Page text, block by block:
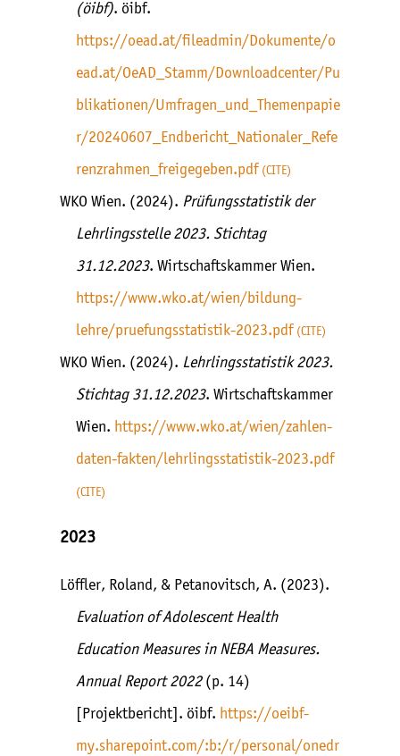
(öibf). öibf.
https://oead.at/fileadmin/Dokumente/o
ead.at/OeAD_Stamm/Downloadcenter/Pu
blikationen/Umfragen_und_Themenpapie
r/20240607_Endbericht_Nationaler_Refe
renzrahmen_freigegeben.pdf
CITE
WKO Wien. (2024). Prüfungsstatistik der
Lehrlingsstelle 2023. Stichtag
31.12.2023. Wirtschaftskammer Wien.
https://www.wko.at/wien/bildung-
lehre/pruefungsstatistik-2023.pdf
CITE
WKO Wien. (2024). Lehrlingsstatistik 2023.
Stichtag 31.12.2023. Wirtschaftskammer
Wien. https://www.wko.at/wien/zahlen-
daten-fakten/lehrlingsstatistik-2023.pdf
CITE
2023
Löffler, Roland, & Petanovitsch, A. (2023).
Evaluation of Adolescent Health
Education Measures in NEBA Measures.
Annual Report 2022(p. 14)
[Projektbericht]. öibf. https://oeibf-
my.sharepoint.com/:b:/r/personal/onedr